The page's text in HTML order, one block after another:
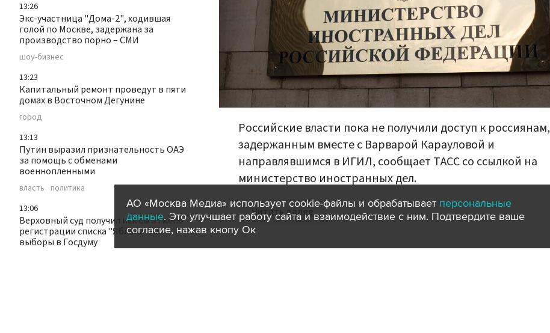
13:26
Экс-участница "Дома-2", ходившая
голой по Москве, задержана за
производство порно – СМИ
шоу-бизнес
13:23
Капитальный ремонт проведут в пяти
домах в Восточном Дегунине
город
13:13
Путин выразил признательность ОАЭ
за помощь с обменами
военнопленными
власть политика
13:06
Верховный суд получил иск об отмене
регистрации списка "Яблока" на
выборы в Госдуму
Российские власти пока не получили доступ к россиянам,
задержанным вместе с Варварой Карауловой и
направлявшимся в ИГИЛ, сообщает ТАСС со ссылкой на
министерство иностранных дел.
Читать далее
АО «Москва Медиа» использует cookie-файлы и обрабатывает персональные
данные. Это улучшает работу сайта и взаимодействие с ним. Подтвердите ваше
согласие, нажав кнопу Ок